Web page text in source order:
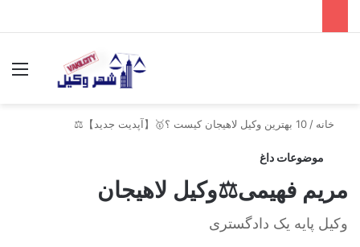
خانه / 10 بهترین وکیل لاهیجان کیست ؟🥇【آپدیت جدید】⚖️
موضوعات داغ
مریم فهیمی⚖️وکیل لاهیجان
وکیل پایه یک دادگستری